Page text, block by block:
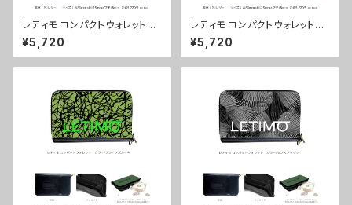
レティモ コンパクトウォレット
カラー/プロポーズパープル ■
配送まで3週間
¥5,720
レティモ コンパクトウォレット
カラー/リーフスグリーン ■配
送まで3週間
¥5,720